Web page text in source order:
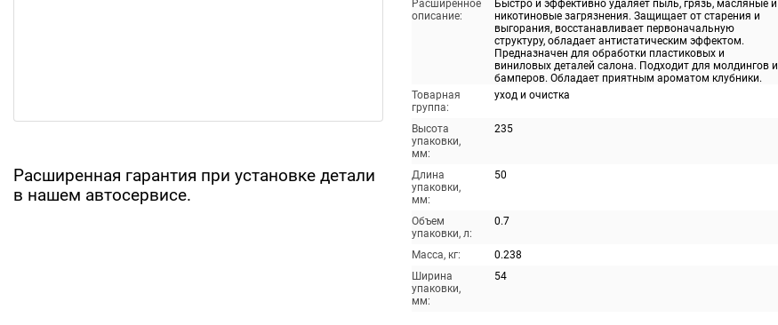
Расширенная гарантия при установке детали
в нашем автосервисе.
Расширенное
описание:
Быстро и эффективно удаляет пыль, грязь, масляные и
никотиновые загрязнения. Защищает от старения и
выгорания, восстанавливает первоначальную
структуру, обладает антистатическим эффектом.
Предназначен для обработки пластиковых и
виниловых деталей салона. Подходит для молдингов и
бамперов. Обладает приятным ароматом клубники.
Товарная
группа:
уход и очистка
Высота
упаковки,
мм:
235
Длина
упаковки,
мм:
50
Объем
упаковки, л:
0.7
Масса, кг:
0.238
Ширина
упаковки,
мм:
54